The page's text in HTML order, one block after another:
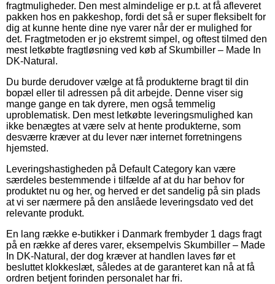
fragtmuligheder. Den mest almindelige er p.t. at få afleveret
pakken hos en pakkeshop, fordi det så er super fleksibelt for
dig at kunne hente dine nye varer når der er mulighed for
det. Fragtmetoden er jo ekstremt simpel, og oftest tilmed den
mest letkøbte fragtløsning ved køb af Skumbiller – Made In
DK-Natural.
Du burde derudover vælge at få produkterne bragt til din
bopæl eller til adressen på dit arbejde. Denne viser sig
mange gange en tak dyrere, men også temmelig
uproblematisk. Den mest letkøbte leveringsmulighed kan
ikke benægtes at være selv at hente produkterne, som
desværre kræver at du lever nær internet forretningens
hjemsted.
Leveringshastigheden på Default Category kan være
særdeles bestemmende i tilfælde af at du har behov for
produktet nu og her, og herved er det sandelig på sin plads
at vi ser nærmere på den anslåede leveringsdato ved det
relevante produkt.
En lang række e-butikker i Danmark frembyder 1 dags fragt
på en række af deres varer, eksempelvis Skumbiller – Made
In DK-Natural, der dog kræver at handlen laves før et
besluttet klokkeslæt, således at de garanteret kan nå at få
ordren betjent forinden personalet har fri.